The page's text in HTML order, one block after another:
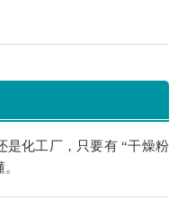
是化工厂，只要有 “干燥粉